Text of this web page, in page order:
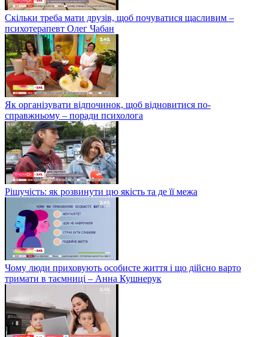
Скільки треба мати друзів, щоб почуватися щасливим –
психотерапевт Олег Чабан
Як організувати відпочинок, щоб відновитися по-
справжньому – поради психолога
Рішучість: як розвинути цю якість та де її межа
Чому люди приховують особисте життя і що дійсно варто
тримати в таємниці – Анна Кушнерук